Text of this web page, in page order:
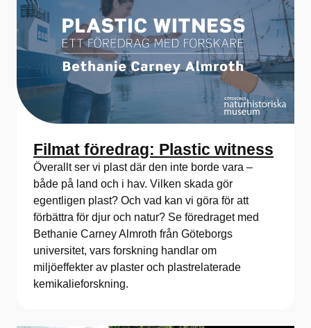
Filmat föredrag: Plastic witness
Överallt ser vi plast där den inte borde vara –
både på land och i hav. Vilken skada gör
egentligen plast? Och vad kan vi göra för att
förbättra för djur och natur? Se föredraget med
Bethanie Carney Almroth från Göteborgs
universitet, vars forskning handlar om
miljöeffekter av plaster och plastrelaterade
kemikalieforskning.